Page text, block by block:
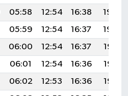
05:58 12:54 16:38
19:40
05:59 12:54 16:37
19:39
06:00 12:54 16:37
19:38
06:01 12:54 16:36
19:36
06:02 12:53 16:36
19:35